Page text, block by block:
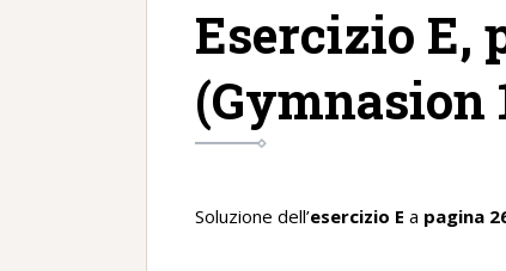
Esercizio E,
(Gymnasion
Soluzione dell’esercizio E a pagina